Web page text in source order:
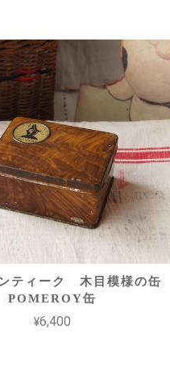
ティーク 木目模様の缶
POMEROY缶
¥6,400